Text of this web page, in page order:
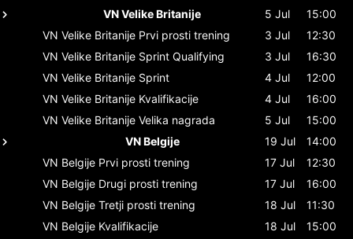
VN Velike Britanije
5 Jul
15:00
VN Velike Britanije Prvi prosti trening 3 Jul
12:30
VN Velike Britanije Sprint Qualifying 3 Jul
16:30
VN Velike Britanije Sprint 4 Jul
12:00
VN Velike Britanije Kvalifikacije 4 Jul
16:00
VN Velike Britanije Velika nagrada 5 Jul
15:00
VN Belgije
19 Jul
14:00
VN Belgije Prvi prosti trening 17 Jul
12:30
VN Belgije Drugi prosti trening 17 Jul
16:00
VN Belgije Tretji prosti trening 18 Jul
11:30
VN Belgije Kvalifikacije 18 Jul
15:00